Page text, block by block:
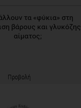
τα «φύκια» στη
βάρους και γλυκόζης
αίματος;
Προβολή